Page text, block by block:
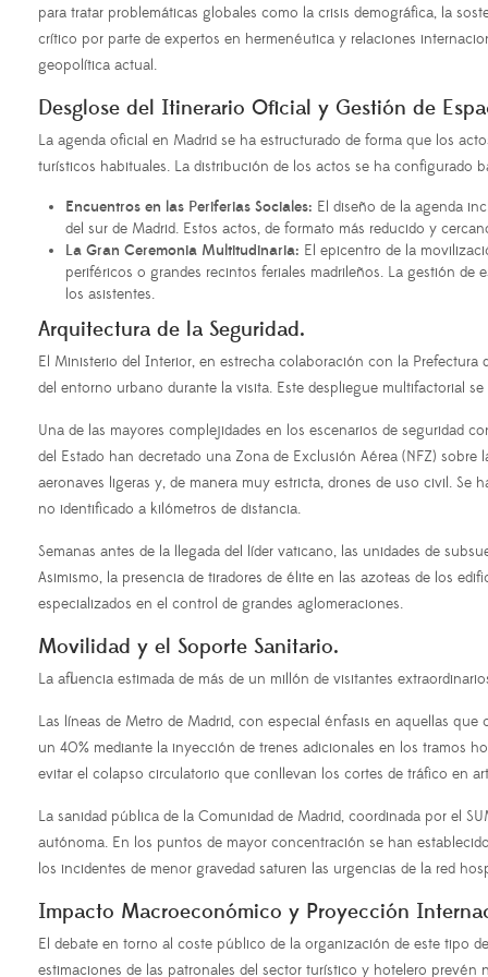
para tratar problemáticas globales como la crisis demográfica, la
crítico por parte de expertos en hermenéutica y relaciones
geopolítica actual.
Desglose del Itinerario Oficial y Gestión de
La agenda oficial en Madrid se ha estructurado de forma que los
turísticos habituales. La distribución de los actos se ha configurado
Encuentros en las Periferias Sociales: El diseño de la agenda
del sur de Madrid. Estos actos, de formato más reducido y
La Gran Ceremonia Multitudinaria: El epicentro de la
periféricos o grandes recintos feriales madrileños. La gestión
los asistentes.
Arquitectura de la Seguridad.
El Ministerio del Interior, en estrecha colaboración con la
del entorno urbano durante la visita. Este despliegue multifactorial
Una de las mayores complejidades en los escenarios de seguridad
del Estado han decretado una Zona de Exclusión Aérea (NFZ)
aeronaves ligeras y, de manera muy estricta, drones de uso civil.
no identificado a kilómetros de distancia.
Semanas antes de la llegada del líder vaticano, las unidades de
Asimismo, la presencia de tiradores de élite en las azoteas de los
especializados en el control de grandes aglomeraciones.
Movilidad y el Soporte Sanitario.
La afluencia estimada de más de un millón de visitantes
Las líneas de Metro de Madrid, con especial énfasis en aquellas
un 40% mediante la inyección de trenes adicionales en los tramos
evitar el colapso circulatorio que conllevan los cortes de tráfico en
La sanidad pública de la Comunidad de Madrid, coordinada por el
autónoma. En los puntos de mayor concentración se han
los incidentes de menor gravedad saturen las urgencias de la red
Impacto Macroeconómico y Proyección
El debate en torno al coste público de la organización de este tipo
estimaciones de las patronales del sector turístico y hotelero